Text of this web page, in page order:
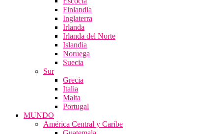
Finlandia
Inglaterra
Irlanda
Irlanda del Norte
Islandia
Noruega
Suecia
Sur
Grecia
Italia
Malta
Portugal
MUNDO
América Central y Caribe